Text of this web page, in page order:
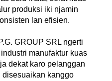
produksi iki njamin
lan efisien.
GROUP SRL ngerti
manufaktur kuas
dekat karo pelanggan
disesuaikan kanggo